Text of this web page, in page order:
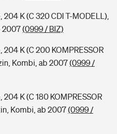
K (C 320 CDI T-MODELL),
2007(0999 / BIZ)
K (C 200 KOMPRESSOR
Kombi, ab 2007(0999 /
K (C 180 KOMPRESSOR
Kombi, ab 2007(0999 /